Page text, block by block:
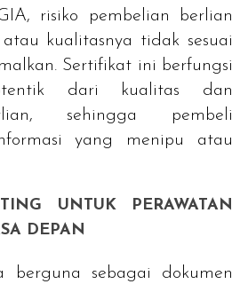
risiko pembelian berlian
kualitasnya tidak sesuai
Sertifikat ini berfungsi
dari kualitas dan
sehingga pembeli
yang menipu atau
UNTUK PERAWATAN
DEPAN
berguna sebagai dokumen